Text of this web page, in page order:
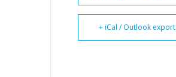
+ iCal / Outlook export